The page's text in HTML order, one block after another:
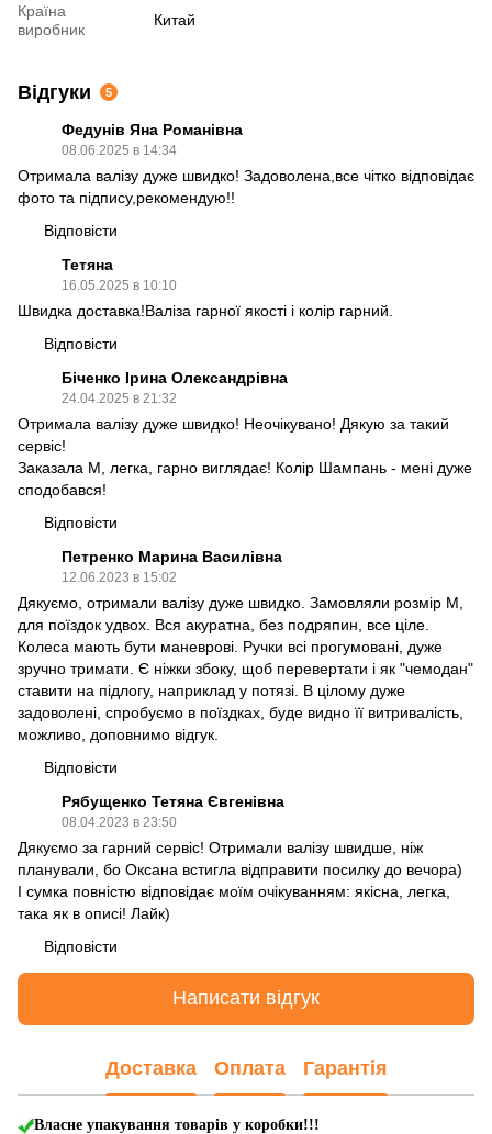
Країна
виробник
Китай
Відгуки 5
Федунів Яна Романівна
08.06.2025 в 14:34
Отримала валізу дуже швидко! Задоволена,все чітко відповідає
фото та підпису,рекомендую!!
Відповісти
Тетяна
16.05.2025 в 10:10
Швидка доставка!Валіза гарної якості і колір гарний.
Відповісти
Біченко Ірина Олександрівна
24.04.2025 в 21:32
Отримала валізу дуже швидко! Неочікувано! Дякую за такий
сервіс!
Заказала М, легка, гарно виглядає! Колір Шампань - мені дуже
сподобався!
Відповісти
Петренко Марина Василівна
12.06.2023 в 15:02
Дякуємо, отримали валізу дуже швидко. Замовляли розмір М,
для поїздок удвох. Вся акуратна, без подряпин, все ціле.
Колеса мають бути маневрові. Ручки всі прогумовані, дуже
зручно тримати. Є ніжки збоку, щоб перевертати і як "чемодан"
ставити на підлогу, наприклад у потязі. В цілому дуже
задоволені, спробуємо в поїздках, буде видно її витривалість,
можливо, доповнимо відгук.
Відповісти
Рябущенко Тетяна Євгенівна
08.04.2023 в 23:50
Дякуємо за гарний сервіс! Отримали валізу швидше, ніж
планували, бо Оксана встигла відправити посилку до вечора)
І сумка повністю відповідає моїм очікуванням: якісна, легка,
така як в описі! Лайк)
Відповісти
Написати відгук
Доставка Оплата Гарантія
Власне упакування товарів у коробки!!!